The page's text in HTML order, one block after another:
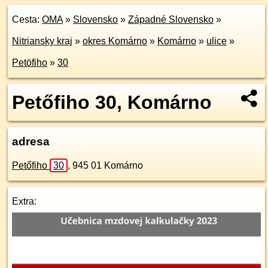
Cesta: OMA» Slovensko » Západné Slovensko »
Nitriansky kraj » okres Komárno » Komárno » ulice »
Petöfiho » 30
Petőfiho 30, Komárno
adresa
Petőfiho 30 , 945 01 Komárno
Extra: